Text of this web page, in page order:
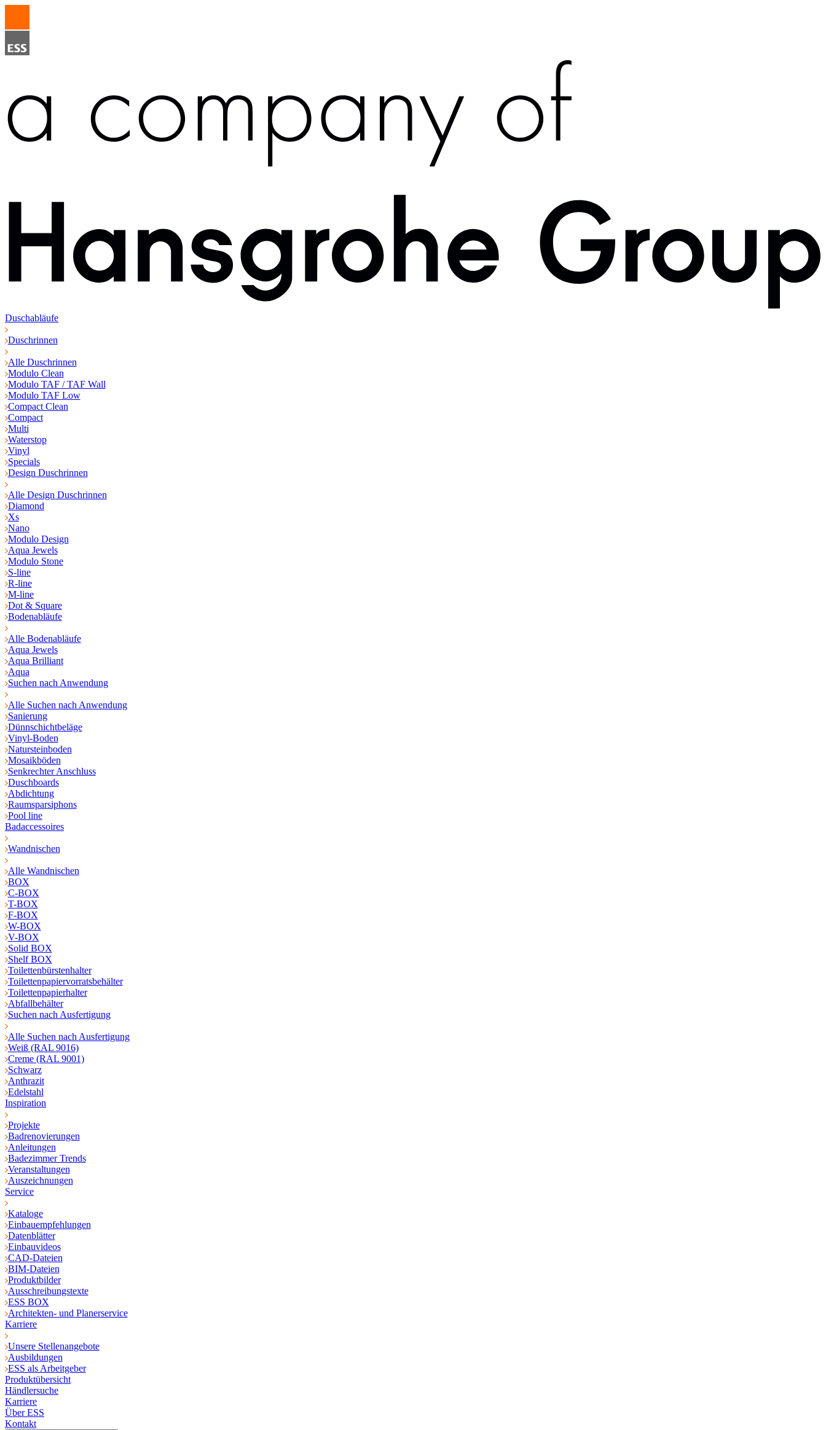
Duschabläufe
Duschrinnen
Alle Duschrinnen
Modulo Clean
Modulo TAF / TAF Wall
Modulo TAF Low
Compact Clean
Compact
Multi
Waterstop
Vinyl
Specials
Design Duschrinnen
Alle Design Duschrinnen
Diamond
Xs
Nano
Modulo Design
Aqua Jewels
Modulo Stone
S-line
R-line
M-line
Dot & Square
Bodenabläufe
Alle Bodenabläufe
Aqua Jewels
Aqua Brilliant
Aqua
Suchen nach Anwendung
Alle Suchen nach Anwendung
Sanierung
Dünnschichtbeläge
Vinyl-Boden
Natursteinboden
Mosaikböden
Senkrechter Anschluss
Duschboards
Abdichtung
Raumsparsiphons
Pool line
Badaccessoires
Wandnischen
Alle Wandnischen
BOX
C-BOX
T-BOX
F-BOX
W-BOX
V-BOX
Solid BOX
Shelf BOX
Toilettenbürstenhalter
Toilettenpapiervorratsbehälter
Toilettenpapierhalter
Abfallbehälter
Suchen nach Ausfertigung
Alle Suchen nach Ausfertigung
Weiß (RAL 9016)
Creme (RAL 9001)
Schwarz
Anthrazit
Edelstahl
Inspiration
Projekte
Badrenovierungen
Anleitungen
Badezimmer Trends
Veranstaltungen
Auszeichnungen
Service
Kataloge
Einbauempfehlungen
Datenblätter
Einbauvideos
CAD-Dateien
BIM-Dateien
Produktbilder
Ausschreibungstexte
ESS BOX
Architekten- und Planerservice
Karriere
Unsere Stellenangebote
Ausbildungen
ESS als Arbeitgeber
Produktübersicht
Händlersuche
Karriere
Über ESS
Kontakt